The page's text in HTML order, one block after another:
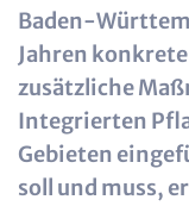
Baden-
Jahren
zusätzliche
Integrierten
Gebieten
soll und muss,